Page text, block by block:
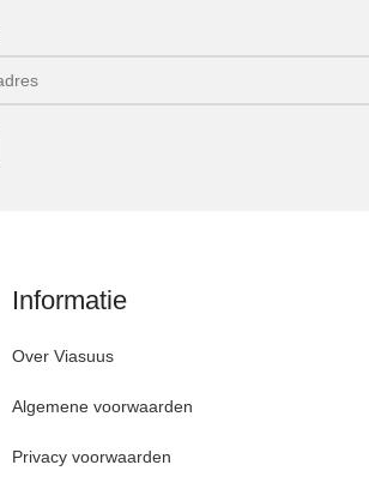
Informatie
Over Viasuus
Algemene voorwaarden
Privacy voorwaarden